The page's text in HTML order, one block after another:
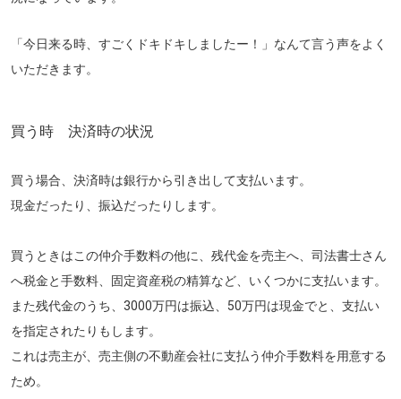
「今日来る時、すごくドキドキしましたー！」なんて言う声をよく
いただきます。
買う時 決済時の状況
買う場合、決済時は銀行から引き出して支払います。
現金だったり、振込だったりします。
買うときはこの仲介手数料の他に、残代金を売主へ、司法書士さん
へ税金と手数料、固定資産税の精算など、いくつかに支払います。
また残代金のうち、3000万円は振込、50万円は現金でと、支払い
を指定されたりもします。
これは売主が、売主側の不動産会社に支払う仲介手数料を用意する
ため。